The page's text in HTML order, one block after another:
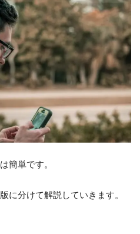
簡単です。
に分けて解説していきます。